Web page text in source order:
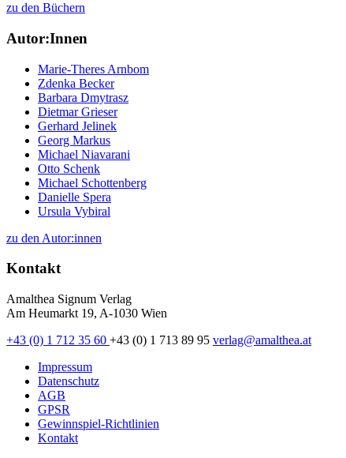
zu den Büchern
Autor:Innen
Marie-Theres Arnbom
Zdenka Becker
Barbara Dmytrasz
Dietmar Grieser
Gerhard Jelinek
Georg Markus
Michael Niavarani
Otto Schenk
Michael Schottenberg
Danielle Spera
Ursula Vybiral
zu den Autor:innen
Kontakt
Amalthea Signum Verlag
Am Heumarkt 19, A-1030 Wien
+43 (0) 1 712 35 60 +43 (0) 1 713 89 95 verlag@amalthea.at
Impressum
Datenschutz
AGB
GPSR
Gewinnspiel-Richtlinien
Kontakt